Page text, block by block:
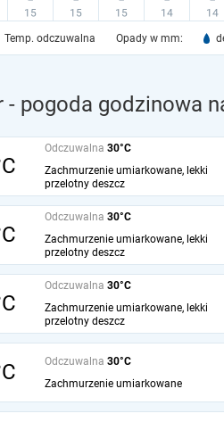
Temp. odczuwalna Opady w mm:
- pogoda godzinowa
Odczuwalna 30°C
Zachmurzenie umiarkowane, lekki
przelotny deszcz
Odczuwalna 30°C
Zachmurzenie umiarkowane, lekki
przelotny deszcz
Odczuwalna 30°C
Zachmurzenie umiarkowane, lekki
przelotny deszcz
Odczuwalna 30°C
Zachmurzenie umiarkowane